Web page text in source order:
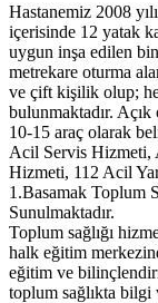
Hastanemiz 2008
içerisinde 12 yatak
uygun inşa edilen
metrekare oturma
ve çift kişilik olup;
bulunmaktadır. Açık
10-15 araç olarak
Acil Servis Hizmeti,
Hizmeti, 112 Acil
1.Basamak Toplum
Sunulmaktadır.
Toplum sağlığı
halk eğitim
eğitim ve
toplum sağlıkta bilgi